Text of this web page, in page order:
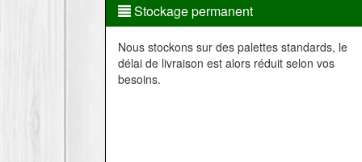
Stockage permanent
Nous stockons sur des palettes standards, le
délai de livraison est alors réduit selon vos
besoins.